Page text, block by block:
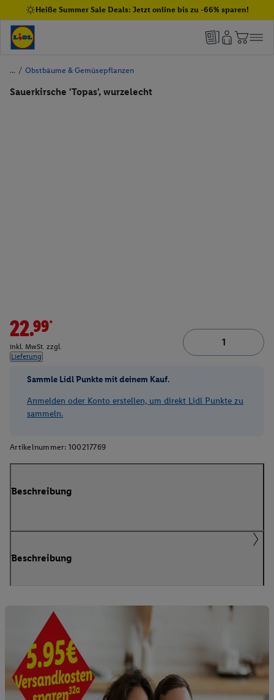
Heiße Summer Sale Deals: Jetzt online bis zu -66% sparen!
/ Obstbäume & Gemüsepflanzen
Sauerkirsche 'Topas', wurzelecht
22.99*
inkl. MwSt. zzgl.
Lieferung
Sammle Lidl Punkte mit deinem Kauf.
Anmelden oder Konto erstellen, um direkt Lidl Punkte zu
sammeln.
Artikelnummer: 100217769
Beschreibung
Beschreibung